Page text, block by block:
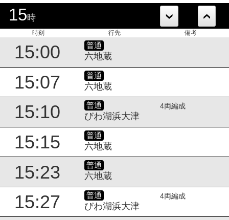
15時
時刻 行先 備考
15:00 普通
六地蔵
15:07 普通
六地蔵
15:10 普通
びわ湖浜大津
4両編成
15:15 普通
六地蔵
15:23 普通
六地蔵
15:27 普通
びわ湖浜大津
4両編成